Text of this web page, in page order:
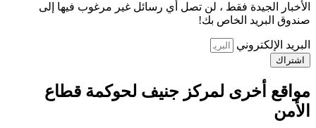
الأخبار الجيدة فقط ، لن تصل أي رسائل غير مرغوب فيها إلى
صندوق البريد الخاص بك!
البريد الإلكتروني
اشتراك
مواقع أخرى لمركز جنيف لحوكمة قطاع
الأمن